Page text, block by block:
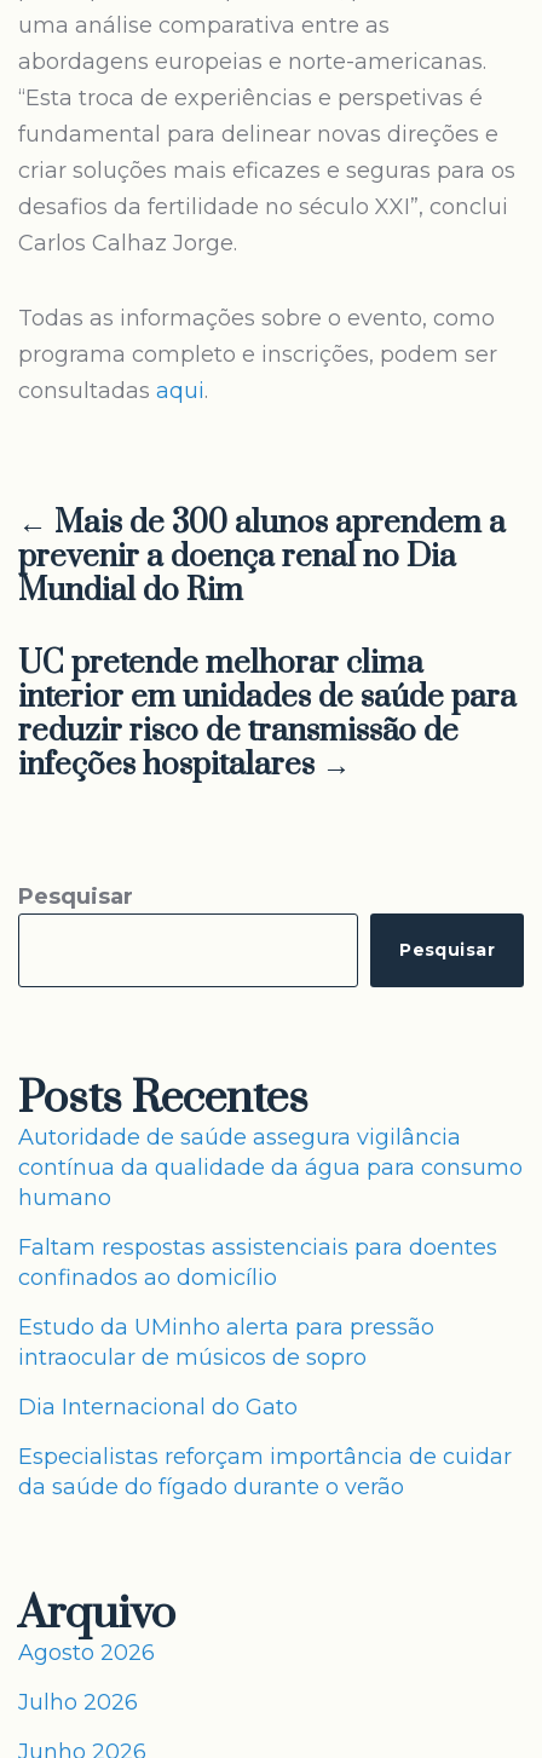
uma análise comparativa entre as
abordagens europeias e norte-americanas.
“Esta troca de experiências e perspetivas é
fundamental para delinear novas direções e
criar soluções mais eficazes e seguras para os
desafios da fertilidade no século XXI”, conclui
Carlos Calhaz Jorge.
Todas as informações sobre o evento, como
programa completo e inscrições, podem ser
consultadas aqui.
← Mais de 300 alunos aprendem a
prevenir a doença renal no Dia
Mundial do Rim
UC pretende melhorar clima
interior em unidades de saúde para
reduzir risco de transmissão de
infeções hospitalares →
Pesquisar
Pesquisar
Posts Recentes
Autoridade de saúde assegura vigilância
contínua da qualidade da água para consumo
humano
Faltam respostas assistenciais para doentes
confinados ao domicílio
Estudo da UMinho alerta para pressão
intraocular de músicos de sopro
Dia Internacional do Gato
Especialistas reforçam importância de cuidar
da saúde do fígado durante o verão
Arquivo
Agosto 2026
Julho 2026
Junho 2026